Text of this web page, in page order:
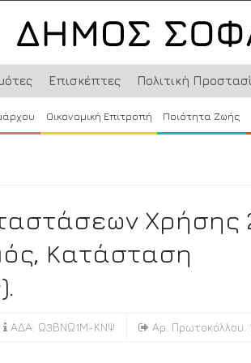
Επισκέπτες Πολιτική
Οικονομική Επιτροπή Ποιότητα Ζωής
Χρήσης
Κατάσταση
ΑΔΑ: Ω3ΒΝΩ1Μ-ΚΝΨ Αρ. Πρωτοκόλλου: